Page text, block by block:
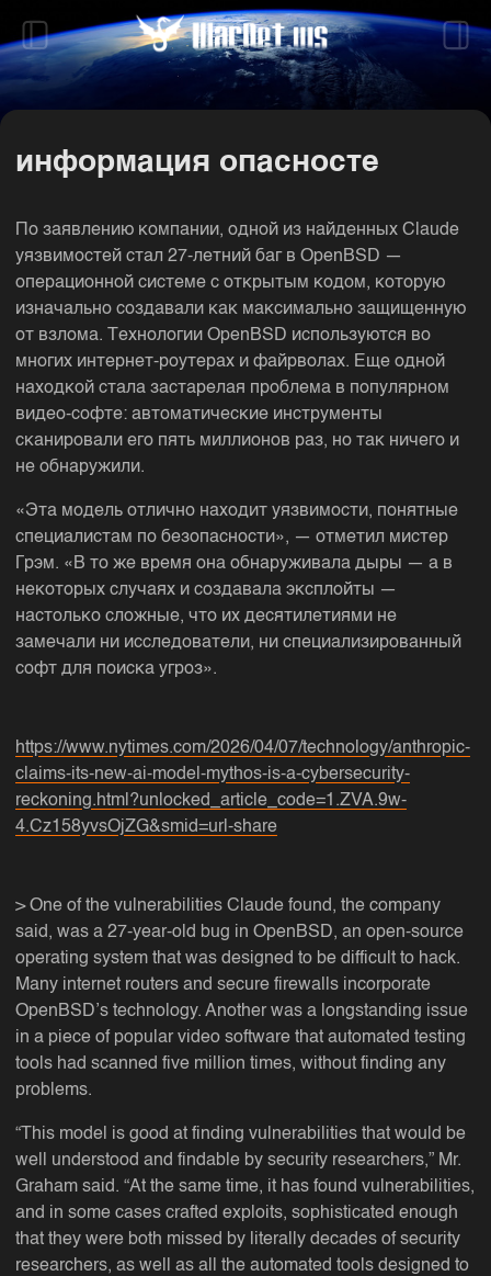
информация опасносте
По заявлению компании, одной из найденных Claude
уязвимостей стал 27-летний баг в OpenBSD —
операционной системе с открытым кодом, которую
изначально создавали как максимально защищенную
от взлома. Технологии OpenBSD используются во
многих интернет-роутерах и файрволах. Еще одной
находкой стала застарелая проблема в популярном
видео-софте: автоматические инструменты
сканировали его пять миллионов раз, но так ничего и
не обнаружили.
«Эта модель отлично находит уязвимости, понятные
специалистам по безопасности», — отметил мистер
Грэм. «В то же время она обнаруживала дыры — а в
некоторых случаях и создавала эксплойты —
настолько сложные, что их десятилетиями не
замечали ни исследователи, ни специализированный
софт для поиска угроз».
https://www.nytimes.com/2026/04/07/technology/anthropic-
claims-its-new-ai-model-mythos-is-a-cybersecurity-
reckoning.html?unlocked_article_code=1.ZVA.9w-
4.Cz158yvsOjZG&smid=url-share
> One of the vulnerabilities Claude found, the company
said, was a 27-year-old bug in OpenBSD, an open-source
operating system that was designed to be difficult to hack.
Many internet routers and secure firewalls incorporate
OpenBSD’s technology. Another was a longstanding issue
in a piece of popular video software that automated testing
tools had scanned five million times, without finding any
problems.
“This model is good at finding vulnerabilities that would be
well understood and findable by security researchers,” Mr.
Graham said. “At the same time, it has found vulnerabilities,
and in some cases crafted exploits, sophisticated enough
that they were both missed by literally decades of security
researchers, as well as all the automated tools designed to